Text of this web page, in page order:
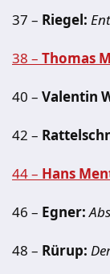
37 – Riegel:
38 – Thomas
40 – Valentin
42 –
44 – Hans
46 – Egner:
48 – Rürup: